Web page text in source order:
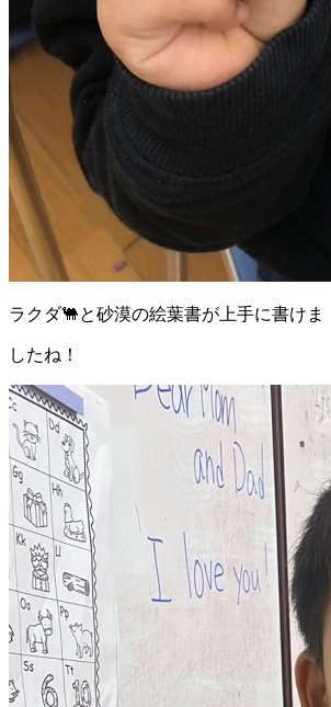
ラクダ🐫と砂漠の絵葉書が上手に書けま
したね！